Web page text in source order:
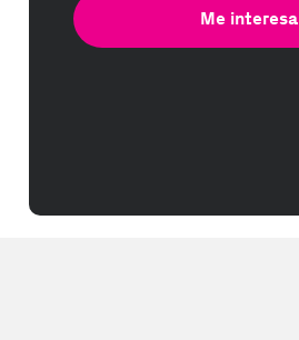
Me interesa